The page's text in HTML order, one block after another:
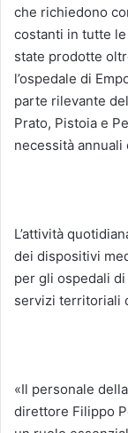
che richiedono
costanti in tutte
state prodotte
l’ospedale di
parte rilevante
Prato, Pistoia e
necessità annuali
L’attività
dei dispositivi
per gli ospedali
servizi territoriali
«Il personale
direttore Filippo